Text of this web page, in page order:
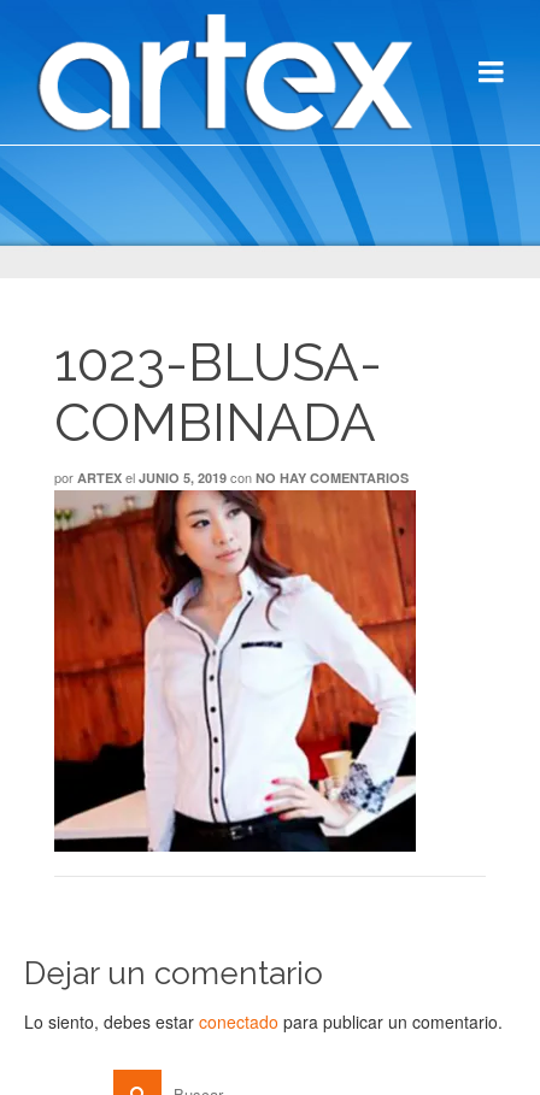
1023-BLUSA-
COMBINADA
por ARTEX el JUNIO 5, 2019 con NO HAY COMENTARIOS
Dejar un comentario
Lo siento, debes estar conectado para publicar un comentario.